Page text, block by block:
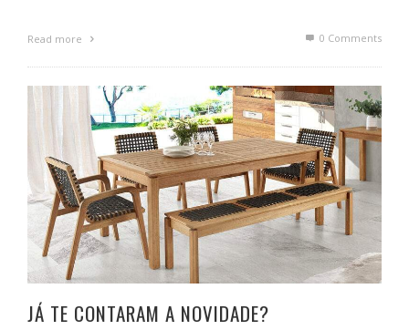
Read more 0 Comments
JÁ TE CONTARAM A NOVIDADE?